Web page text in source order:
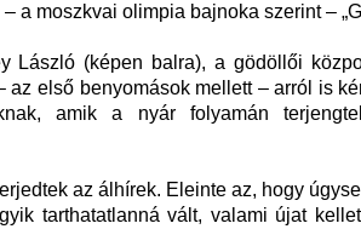
– a moszkvai olimpia bajnoka szerint –
László (képen balra), a gödöllői
az első benyomások mellett – arról is
amik a nyár folyamán
az álhírek. Eleinte az, hogy
tarthatatlanná vált, valami újat